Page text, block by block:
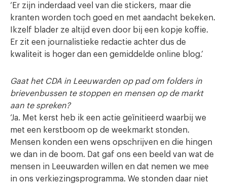
‘Er zijn inderdaad veel van die stickers, maar die
kranten worden toch goed en met aandacht bekeken.
Ikzelf blader ze altijd even door bij een kopje koffie.
Er zit een journalistieke redactie achter dus de
kwaliteit is hoger dan een gemiddelde online blog.’
Gaat het CDA in Leeuwarden op pad om folders in
brievenbussen te stoppen en mensen op de markt
aan te spreken?
‘Ja. Met kerst heb ik een actie geïnitieerd waarbij we
met een kerstboom op de weekmarkt stonden.
Mensen konden een wens opschrijven en die hingen
we dan in de boom. Dat gaf ons een beeld van wat de
mensen in Leeuwarden willen en dat nemen we mee
in ons verkiezingsprogramma. We stonden daar niet